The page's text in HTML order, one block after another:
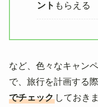
ント もらえる
など、色々なキャン
で、旅行を計画する
でチェックしておき